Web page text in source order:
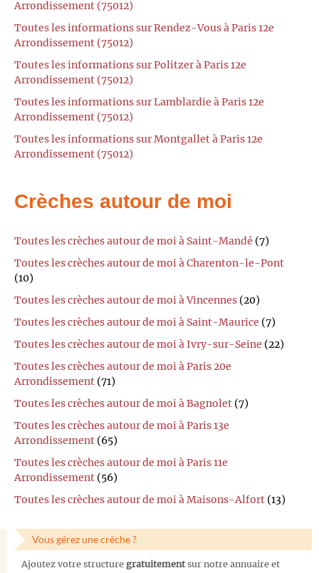
Arrondissement (75012)
Toutes les informations sur Rendez-Vous à Paris 12e
Arrondissement (75012)
Toutes les informations sur Politzer à Paris 12e
Arrondissement (75012)
Toutes les informations sur Lamblardie à Paris 12e
Arrondissement (75012)
Toutes les informations sur Montgallet à Paris 12e
Arrondissement (75012)
Crèches autour de moi
Toutes les crèches autour de moi à Saint-Mandé (7)
Toutes les crèches autour de moi à Charenton-le-Pont
(10)
Toutes les crèches autour de moi à Vincennes (20)
Toutes les crèches autour de moi à Saint-Maurice (7)
Toutes les crèches autour de moi à Ivry-sur-Seine (22)
Toutes les crèches autour de moi à Paris 20e
Arrondissement (71)
Toutes les crèches autour de moi à Bagnolet (7)
Toutes les crèches autour de moi à Paris 13e
Arrondissement (65)
Toutes les crèches autour de moi à Paris 11e
Arrondissement (56)
Toutes les crèches autour de moi à Maisons-Alfort (13)
Vous gérez une crèche ?
Ajoutez votre structure gratuitementsur notre annuaire et